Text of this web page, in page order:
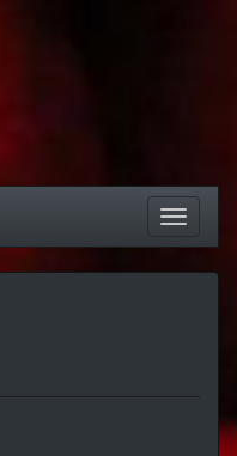
Schakel